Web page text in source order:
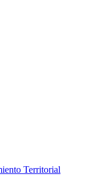
Territorial